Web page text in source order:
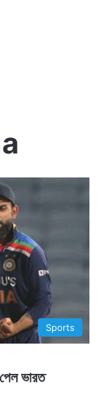
Sports
ভারত